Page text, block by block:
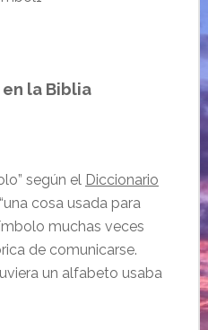
en la Biblia
” según el Diccionario
cosa usada para
muchas veces
de comunicarse.
un alfabeto usaba